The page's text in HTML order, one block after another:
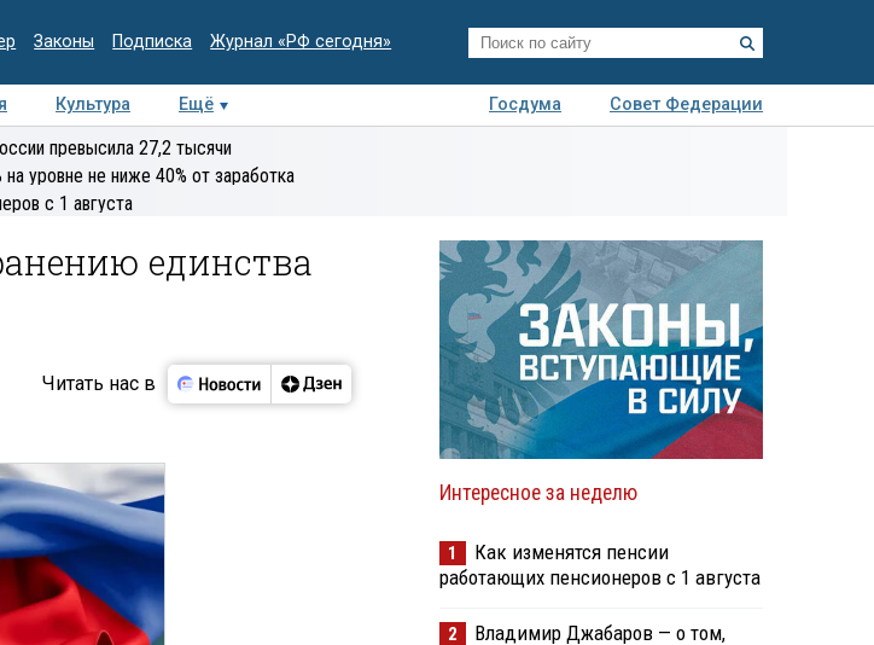
Законы Подписка Журнал «РФ сегодня»
Культура Ещё Госдума
Совет Федерации
Колумнисты
превысила 27,2 тысячи
уровне не ниже 40% от заработка
с 1 августа
единства
Читать нас в
Интересное за неделю
1
Как изменятся пенсии
работающих пенсионеров с 1 августа
2
Владимир Джабаров — о том,